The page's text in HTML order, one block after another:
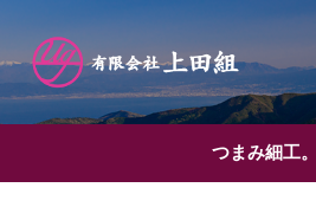
つまみ細工。